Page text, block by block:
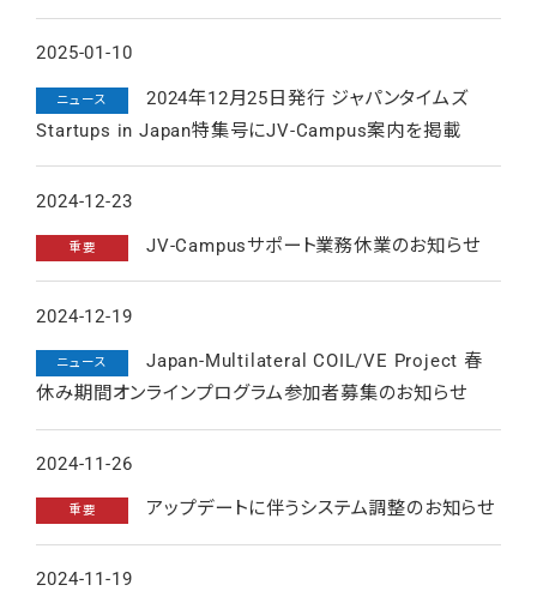
2025-01-10
ニュース
2024年12月25日発行 ジャパンタイムズ
Startups in Japan特集号にJV-Campus案内を掲載
2024-12-23
重要 JV-Campusサポート業務休業のお知らせ
2024-12-19
ニュース
Japan-Multilateral COIL/VE Project 春
休み期間オンラインプログラム参加者募集のお知らせ
2024-11-26
重要 アップデートに伴うシステム調整のお知らせ
2024-11-19